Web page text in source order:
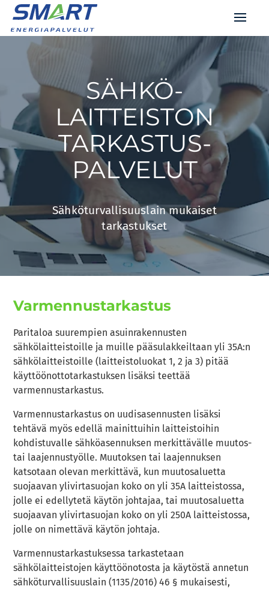
SÄHKÖ­
LAITTEISTON
TARKASTUS­
PALVELUT
Sähköturvallisuuslain mukaiset
tarkastukset
Varmennustarkastus
Paritaloa suurempien asuinrakennusten
sähkölaitteistoille ja muille pääsulakkeiltaan yli 35A:n
sähkölaitteistoille (laitteistoluokat 1, 2 ja 3) pitää
käyttöönottotarkastuksen lisäksi teettää
varmennustarkastus.
Varmennustarkastus on uudisasennusten lisäksi
tehtävä myös edellä mainittuihin laitteistoihin
kohdistuvalle sähköasennuksen merkittävälle muutos-
tai laajennustyölle. Muutoksen tai laajennuksen
katsotaan olevan merkittävä, kun muutosaluetta
suojaavan ylivirtasuojan koko on yli 35A laitteistossa,
jolle ei edellytetä käytön johtajaa, tai muutosaluetta
suojaavan ylivirtasuojan koko on yli 250A laitteistossa,
jolle on nimettävä käytön johtaja.
Varmennustarkastuksessa tarkastetaan
sähkölaitteistojen käyttöönotosta ja käytöstä annetun
sähköturvallisuuslain (1135/2016) 46 § mukaisesti,